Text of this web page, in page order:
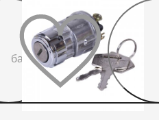
До
бажаного